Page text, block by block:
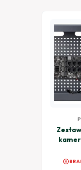
RACK
cancel